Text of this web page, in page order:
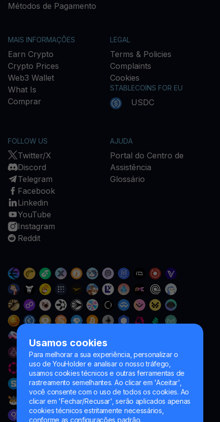
Usamos cookies
Para melhorar a sua experiência, personalizar o
uso de YouHolder e analisar o nosso tráfego,
usamos cookies técnicos e outras ferramentas de
rastreamento semelhantes. Ao clicar em 'Aceitar',
você consente com o uso de todos os cookies. Ao
clicar em 'Fechar/Recusar', serão aplicados apenas
cookies técnicos estritamente necessários,
conforme as configurações padrão.
Métodos de Pagamento
MAIS INFORMAÇÕES
Earn Crypto
Crypto Prices
Web3 Wallet
What Is
Comprar
LEGAL
Terms & Policies
Complaints
Cookies
STABLECOINS FOR EU
USDC
FOLLOW US
Twitter/X
Discord
Telegram
Facebook
Linkedin
YouTube
Instagram
Reddit
AJUDA
Portal do Centro de
Assistência
Glossário